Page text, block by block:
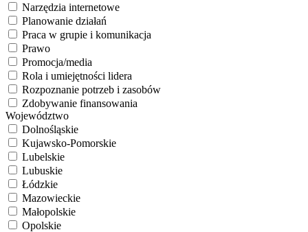
Narzędzia internetowe
Planowanie działań
Praca w grupie i komunikacja
Prawo
Promocja/media
Rola i umiejętności lidera
Rozpoznanie potrzeb i zasobów
Zdobywanie finansowania
Województwo
Dolnośląskie
Kujawsko-Pomorskie
Lubelskie
Lubuskie
Łódzkie
Mazowieckie
Małopolskie
Opolskie